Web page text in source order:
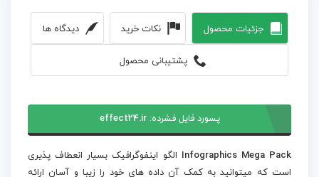
جزئیات محصول نکات خرید دیدگاه ها
پشتیبانی محصول
پسورد فایل فشرده:effect24.ir
Infographics Mega Pack الگو اینفوگرافیک بسیار انعطاف پذیری
است که میتوانید به کمک آن داده های خود را زیبا و آسان ارائه